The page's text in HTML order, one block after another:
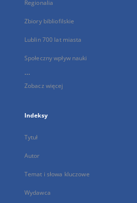
Regionalia
Zbiory bibliofilskie
Lublin 700 lat miasta
Społeczny wpływ nauki
...
Zobacz więcej
Indeksy
Tytuł
Autor
Temat i słowa kluczowe
Wydawca